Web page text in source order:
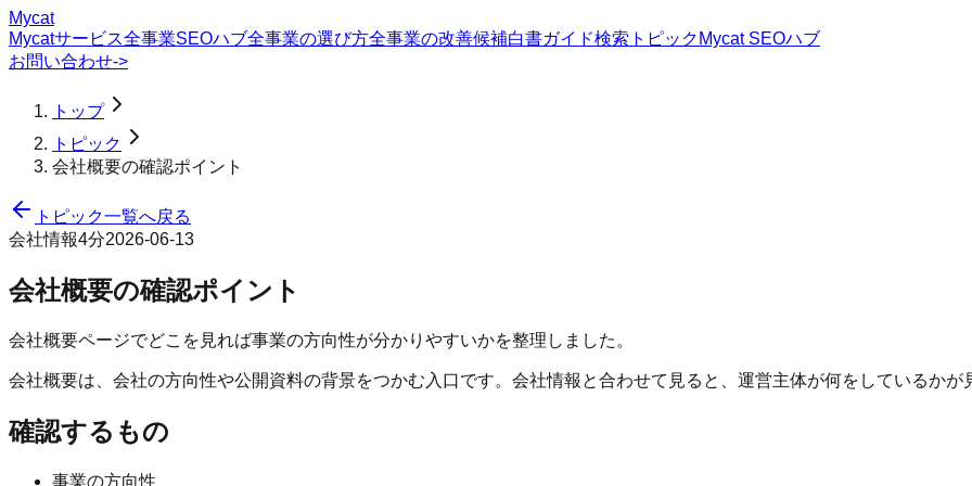
Mycat
Mycatサービス全事業SEOハブ全事業の選び方全事業の改善候補白書ガイド検索トピック Mycat SEOハブ
お問い合わせ->
トップ
トピック
会社概要の確認ポイント
トピック一覧へ戻る
会社情報4分2026-06-13
会社概要の確認ポイント
会社概要ページでどこを見れば事業の方向性が分かりやすいかを整理しました。
会社概要は、会社の方向性や公開資料の背景をつかむ入口です。会社情報と合わせて見ると、運営主体が何をしているかが
確認するもの
事業の方向性